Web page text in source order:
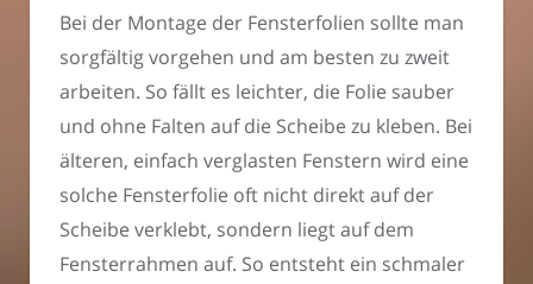
Bei der Montage der Fensterfolien sollte man
sorgfältig vorgehen und am besten zu zweit
arbeiten. So fällt es leichter, die Folie sauber
und ohne Falten auf die Scheibe zu kleben. Bei
älteren, einfach verglasten Fenstern wird eine
solche Fensterfolie oft nicht direkt auf der
Scheibe verklebt, sondern liegt auf dem
Fensterrahmen auf. So entsteht ein schmaler